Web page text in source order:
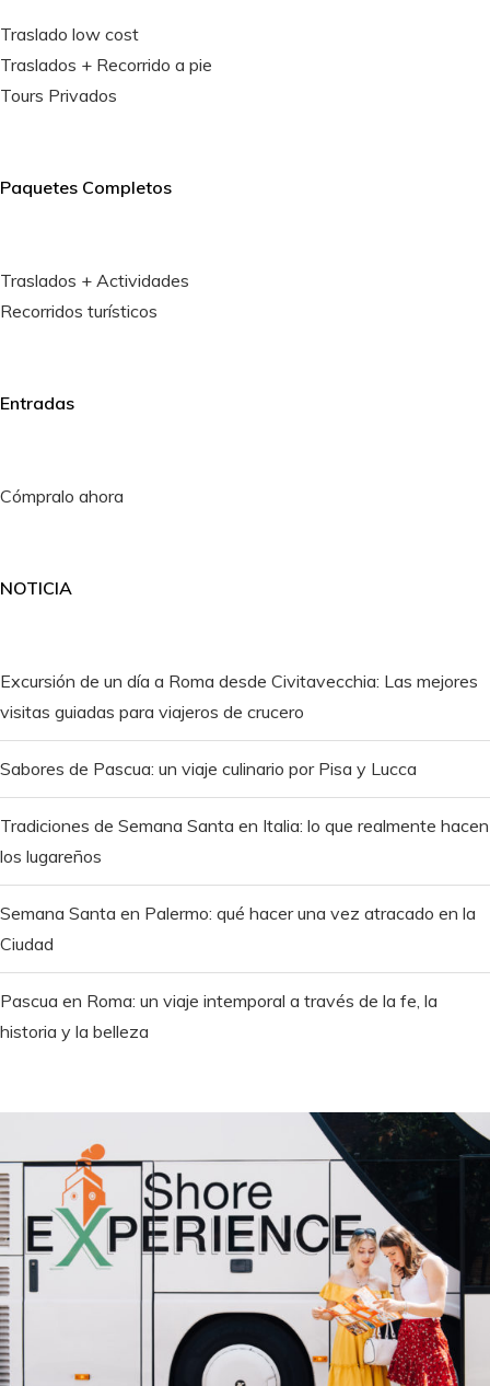
Traslado low cost
Traslados + Recorrido a pie
Tours Privados
Paquetes Completos
Traslados + Actividades
Recorridos turísticos
Entradas
Cómpralo ahora
NOTICIA
Excursión de un día a Roma desde Civitavecchia: Las mejores
visitas guiadas para viajeros de crucero
Sabores de Pascua: un viaje culinario por Pisa y Lucca
Tradiciones de Semana Santa en Italia: lo que realmente hacen
los lugareños
Semana Santa en Palermo: qué hacer una vez atracado en la
Ciudad
Pascua en Roma: un viaje intemporal a través de la fe, la
historia y la belleza